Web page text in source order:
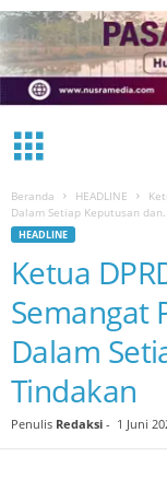
Beranda HEADLINE
Dalam Setiap Keputusan
HEADLINE
Ketua
Semangat
Dalam
Tindakan
Penulis Redaksi - 1 Juni